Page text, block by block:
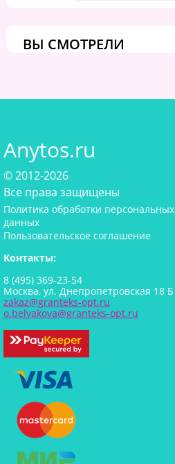
ВЫ СМОТРЕЛИ
Anytos.ru
© 2012-2026
Все права защищены
Политика обработки персональных
данных
Пользовательское соглашение
Контакты:
8 (495) 369-23-54
Москва, ул. Днепропетровская 18 Б
zakaz@granteks-opt.ru
o.belyakova@granteks-opt.ru